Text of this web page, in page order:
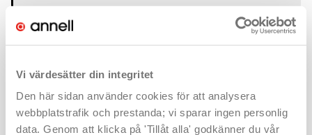
Vi värdesätter din integritet
Den här sidan använder cookies för att analysera
webbplatstrafik och prestanda; vi sparar ingen personlig
data. Genom att klicka på 'Tillåt alla' godkänner du vår
Samarbetspartners och fakta i korthet
ARMATURER
PROJEKTÅR
2011
ARKITEKT
Christensen & Co Arkitekter, Köpenhamn